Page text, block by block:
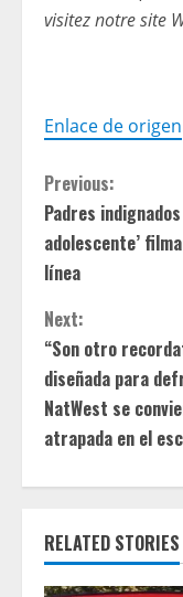
visitez notre site
Enlace de origen
C
o
n
t
i
n
R
Previous:
Padres
adolescente’
línea
Next:
“Son otro
diseñada para
NatWest se
atrapada en el
RELATED STORIES